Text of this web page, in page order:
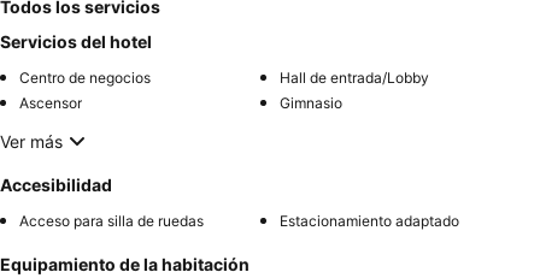
Todos los servicios
Servicios del hotel
Centro de negocios
Hall de entrada/Lobby
Ascensor
Gimnasio
Ver más
Accesibilidad
Acceso para silla de ruedas Estacionamiento adaptado
Equipamiento de la habitación